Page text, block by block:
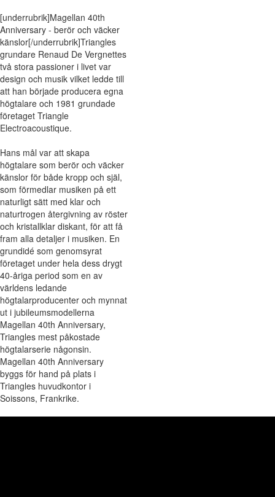
[underrubrik]Magellan 40th
Anniversary - berör och väcker
känslor[/underrubrik]Triangles
grundare Renaud De Vergnettes
två stora passioner i livet var
design och musik vilket ledde till
att han började producera egna
högtalare och 1981 grundade
företaget Triangle
Electroacoustique.
Hans mål var att skapa
högtalare som berör och väcker
känslor för både kropp och själ,
som förmedlar musiken på ett
naturligt sätt med klar och
naturtrogen återgivning av röster
och kristallklar diskant, för att få
fram alla detaljer i musiken. En
grundidé som genomsyrat
företaget under hela dess drygt
40-åriga period som en av
världens ledande
högtalarproducenter och mynnat
ut i jubileumsmodellerna
Magellan 40th Anniversary,
Triangles mest påkostade
högtalarserie någonsin.
Magellan 40th Anniversary
byggs för hand på plats i
Triangles huvudkontor i
Soissons, Frankrike.